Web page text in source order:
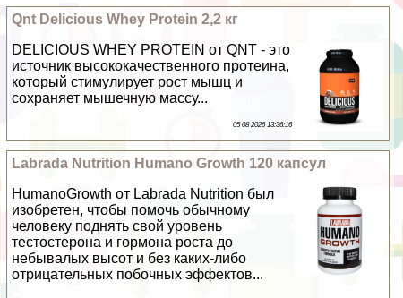
Qnt Delicious Whey Protein 2,2 кг
DELICIOUS WHEY PROTEIN от QNT - это
источник высококачественного протеина,
который стимулирует рост мышц и
сохраняет мышечную массу...
05 08 2026 13:36:16
Labrada Nutrition Humano Growth 120 капсул
HumanoGrowth от Labrada Nutrition был
изобретен, чтобы помочь обычному
человеку поднять свой уровень
тестостерона и гормона роста до
небывалых высот и без каких-либо
отрицательных побочных эффектов...